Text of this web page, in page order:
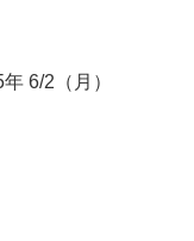
6/2（月）